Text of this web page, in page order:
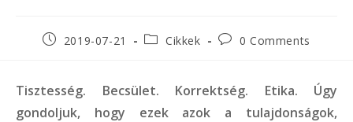
Post2019-07-21
PostCikkek
Post0 Comments
Tisztesség. Becsület. Korrektség. Etika. Úgy
gondoljuk, hogy ezek azok a tulajdonságok,